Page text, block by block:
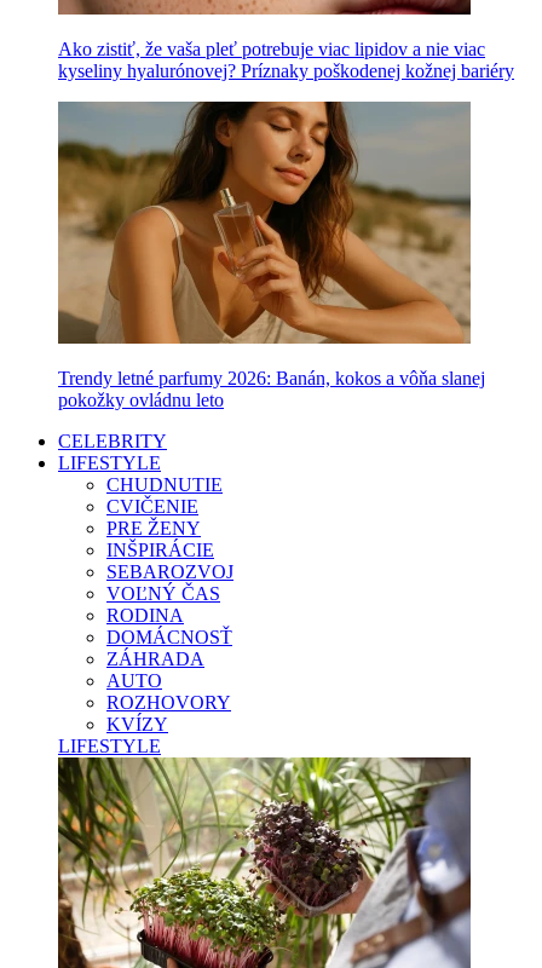
Ako zistiť, že vaša pleť potrebuje viac lipidov a nie viac
kyseliny hyalurónovej? Príznaky poškodenej kožnej bariéry
Trendy letné parfumy 2026: Banán, kokos a vôňa slanej
pokožky ovládnu leto
CELEBRITY
LIFESTYLE
CHUDNUTIE
CVIČENIE
PRE ŽENY
INŠPIRÁCIE
SEBAROZVOJ
VOĽNÝ ČAS
RODINA
DOMÁCNOSŤ
ZÁHRADA
AUTO
ROZHOVORY
KVÍZY
LIFESTYLE